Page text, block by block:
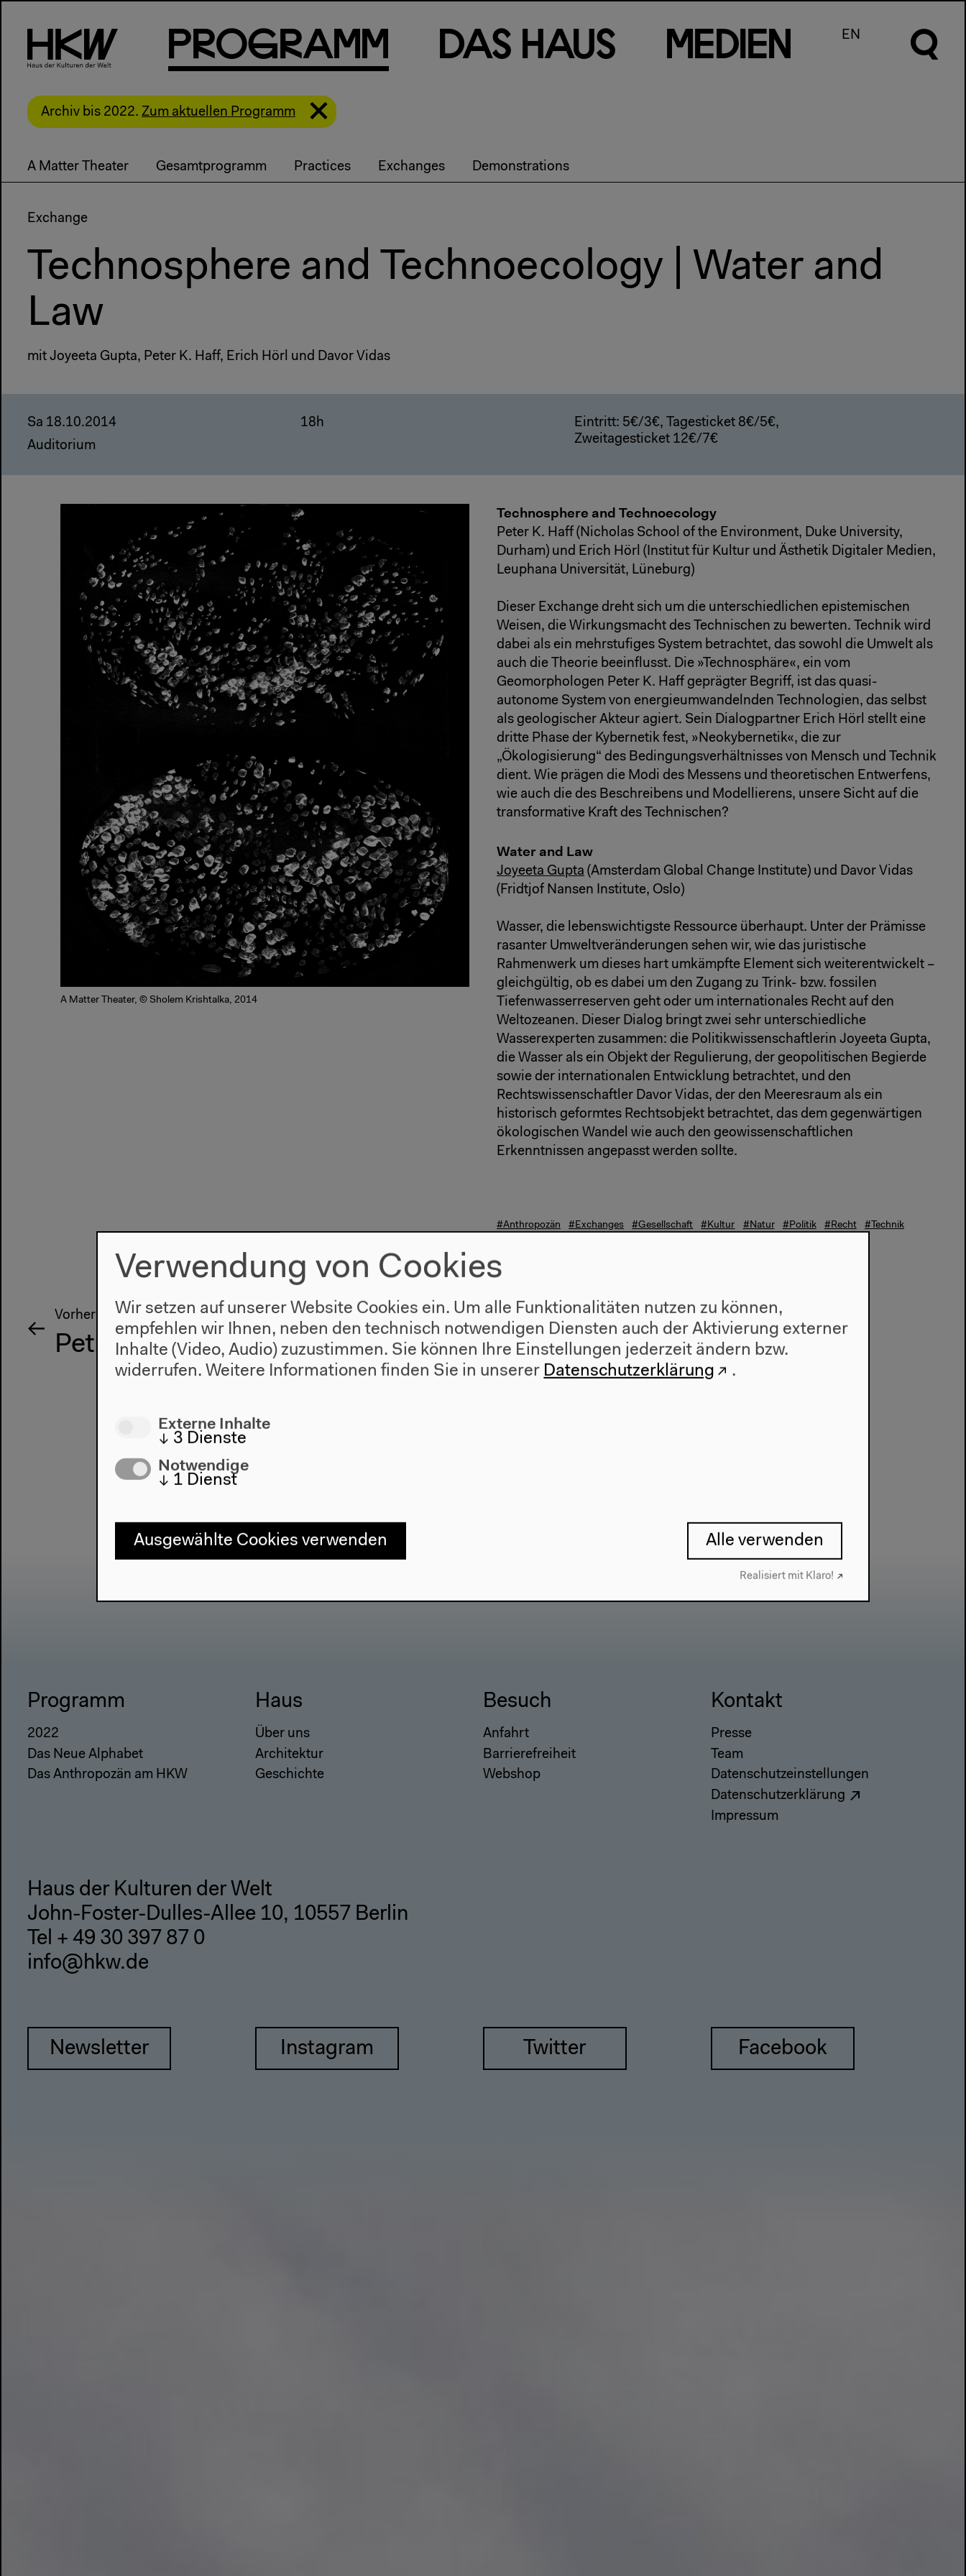
PRog Ram m Das Haus m e d en EN
Archiv bis 2022. Zum aktuellen Programm
A Matter Theater Gesamtprogramm Practices Exchanges Demonstrations
Exchange
Technosphere and Technoecology | Water and
Law
mit Joyeeta Gupta, Peter K. Haff, Erich Hörl und Davor Vidas
Sa 18.10.2014
Auditorium
18h
Eintritt: 5€/3€, Tagesticket 8€/5€,
Zweitagesticket 12€/7€
A Matter Theater, © Sholem Krishtalka, 2014
Technosphere and Technoecology
Peter K. Haff (Nicholas School of the Environment, Duke University,
Durham) und Erich Hörl (Institut für Kultur und Ästhetik Digitaler Medien,
Leuphana Universität, Lüneburg)
Dieser Exchange dreht sich um die unterschiedlichen epistemischen
Weisen, die Wirkungsmacht des Technischen zu bewerten. Technik wird
dabei als ein mehrstufiges System betrachtet, das sowohl die Umwelt als
auch die Theorie beeinflusst. Die »Technosphäre«, ein vom
Geomorphologen Peter K. Haff geprägter Begriff, ist das quasi-
autonome System von energieumwandelnden Technologien, das selbst
als geologischer Akteur agiert. Sein Dialogpartner Erich Hörl stellt eine
dritte Phase der Kybernetik fest, »Neokybernetik«, die zur
„Ökologisierung“ des Bedingungsverhältnisses von Mensch und Technik
dient. Wie prägen die Modi des Messens und theoretischen Entwerfens,
wie auch die des Beschreibens und Modellierens, unsere Sicht auf die
transformative Kraft des Technischen?
Water and Law
Joyeeta Gupta (Amsterdam Global Change Institute) und Davor Vidas
(Fridtjof Nansen Institute, Oslo)
Wasser, die lebenswichtigste Ressource überhaupt. Unter der Prämisse
rasanter Umweltveränderungen sehen wir, wie das juristische
Rahmenwerk um dieses hart umkämpfte Element sich weiterentwickelt –
gleichgültig, ob es dabei um den Zugang zu Trink- bzw. fossilen
Tiefenwasserreserven geht oder um internationales Recht auf den
Weltozeanen. Dieser Dialog bringt zwei sehr unterschiedliche
Wasserexperten zusammen: die Politikwissenschaftlerin Joyeeta Gupta,
die Wasser als ein Objekt der Regulierung, der geopolitischen Begierde
sowie der internationalen Entwicklung betrachtet, und den
Rechtswissenschaftler Davor Vidas, der den Meeresraum als ein
historisch geformtes Rechtsobjekt betrachtet, das dem gegenwärtigen
ökologischen Wandel wie auch den geowissenschaftlichen
Erkenntnissen angepasst werden sollte.
#Anthropozän #Exchanges #Gesellschaft #Kultur #Natur #Politik #Recht
#Technik
Vorherige Veranstaltung
Petrogeology and Denial | Archaeology and Aesthetics
Programm
2022
Das Neue Alphabet
Das Anthropozän am HKW
Haus
Über uns
Architektur
Geschichte
Besuch
Anfahrt
Barrierefreiheit
Webshop
Kontakt
Presse
Team
Datenschutzeinstellungen
Datenschutzerklärung
Impressum
Haus der Kulturen der Welt
John-Foster-Dulles-Allee 10, 10557 Berlin
Tel + 49 30 397 87 0
info@hkw.de
Newsletter Instagram Twitter Facebook
Verwendung von Cookies
Wir setzen auf unserer Website Cookies ein. Um alle Funktionalitäten nutzen zu können,
empfehlen wir Ihnen, neben den technisch notwendigen Diensten auch der Aktivierung externer
Inhalte (Video, Audio) zuzustimmen. Sie können Ihre Einstellungen jederzeit ändern bzw.
widerrufen. Weitere Informationen finden Sie in unserer Datenschutzerklärung .
Externe Inhalte
↓ 3 Dienste
Notwendige
↓ 1 Dienst
Ausgewählte Cookies verwenden Alle verwenden
Realisiert mit Klaro!